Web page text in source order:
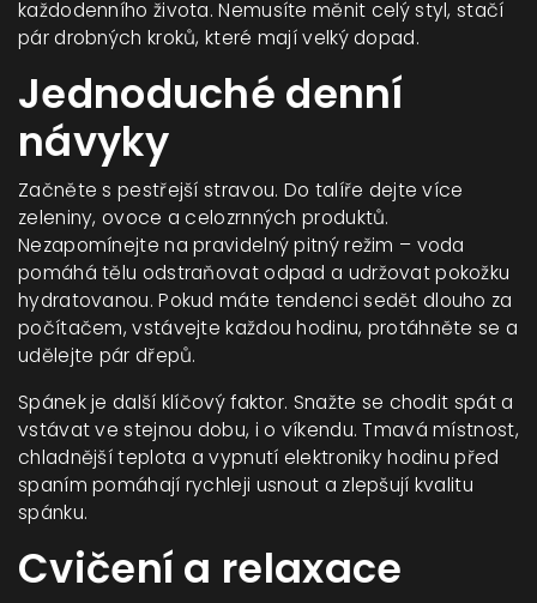
každodenního života. Nemusíte měnit celý styl, stačí
pár drobných kroků, které mají velký dopad.
Jednoduché denní
návyky
Začněte s pestřejší stravou. Do talíře dejte více
zeleniny, ovoce a celozrnných produktů.
Nezapomínejte na pravidelný pitný režim – voda
pomáhá tělu odstraňovat odpad a udržovat pokožku
hydratovanou. Pokud máte tendenci sedět dlouho za
počítačem, vstávejte každou hodinu, protáhněte se a
udělejte pár dřepů.
Spánek je další klíčový faktor. Snažte se chodit spát a
vstávat ve stejnou dobu, i o víkendu. Tmavá místnost,
chladnější teplota a vypnutí elektroniky hodinu před
spaním pomáhají rychleji usnout a zlepšují kvalitu
spánku.
Cvičení a relaxace